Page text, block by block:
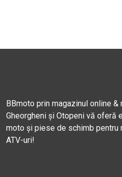
BBmoto prin magazinul online
Gheorgheni și Otopeni vă oferă
moto și piese de schimb
ATV-uri!